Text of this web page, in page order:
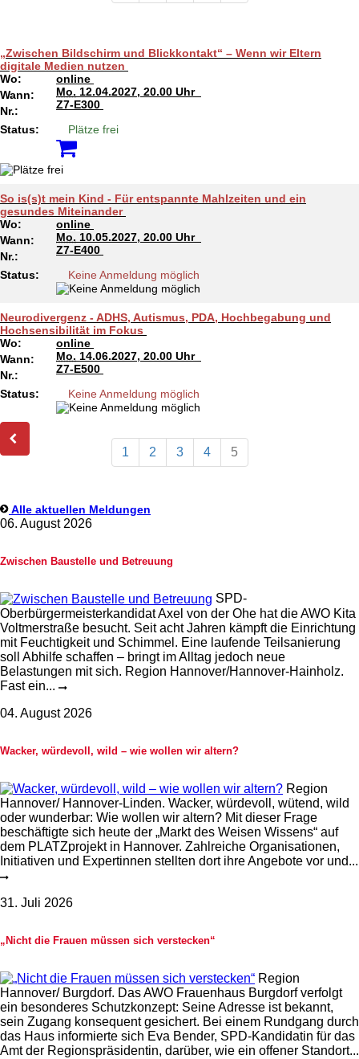
„Zwischen Bildschirm und Blickkontakt“ – Wenn wir Eltern
digitale Medien nutzen
Wo:
online
Wann:
Mo. 12.04.2027, 20.00 Uhr
Nr.:
Z7-E300
Status:
Plätze frei
So is(s)t mein Kind - Für entspannte Mahlzeiten und ein
gesundes Miteinander
Wo:
online
Wann:
Mo. 10.05.2027, 20.00 Uhr
Nr.:
Z7-E400
Status:
Keine Anmeldung möglich
Neurodivergenz - ADHS, Autismus, PDA, Hochbegabung und
Hochsensibilität im Fokus
Wo:
online
Wann:
Mo. 14.06.2027, 20.00 Uhr
Nr.:
Z7-E500
Status:
Keine Anmeldung möglich
1 2 3 4 5
Alle aktuellen Meldungen
06. August 2026
Zwischen Baustelle und Betreuung
SPD-
Oberbürgermeisterkandidat Axel von der Ohe hat die AWO Kita
Voltmerstraße besucht. Seit acht Jahren kämpft die Einrichtung
mit Feuchtigkeit und Schimmel. Eine laufende Teilsanierung
soll Abhilfe schaffen – bringt im Alltag jedoch neue
Belastungen mit sich. Region Hannover/Hannover-Hainholz.
Fast ein...
04. August 2026
Wacker, würdevoll, wild – wie wollen wir altern?
Region
Hannover/ Hannover-Linden. Wacker, würdevoll, wütend, wild
oder wunderbar: Wie wollen wir altern? Mit dieser Frage
beschäftigte sich heute der „Markt des Weisen Wissens“ auf
dem PLATZprojekt in Hannover. Zahlreiche Organisationen,
Initiativen und Expertinnen stellten dort ihre Angebote vor und...
31. Juli 2026
„Nicht die Frauen müssen sich verstecken“
Region
Hannover/ Burgdorf. Das AWO Frauenhaus Burgdorf verfolgt
ein besonderes Schutzkonzept: Seine Adresse ist bekannt,
sein Zugang konsequent gesichert. Bei einem Rundgang durch
das Haus informierte sich Eva Bender, SPD-Kandidatin für das
Amt der Regionspräsidentin, darüber, wie ein offener Standort...